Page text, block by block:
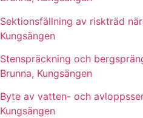
Sektionsfällning av riskträd
Kungsängen
Stenspräckning och
Brunna, Kungsängen
Byte av vatten- och
Kungsängen